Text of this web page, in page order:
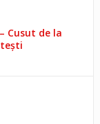
Cusut de la